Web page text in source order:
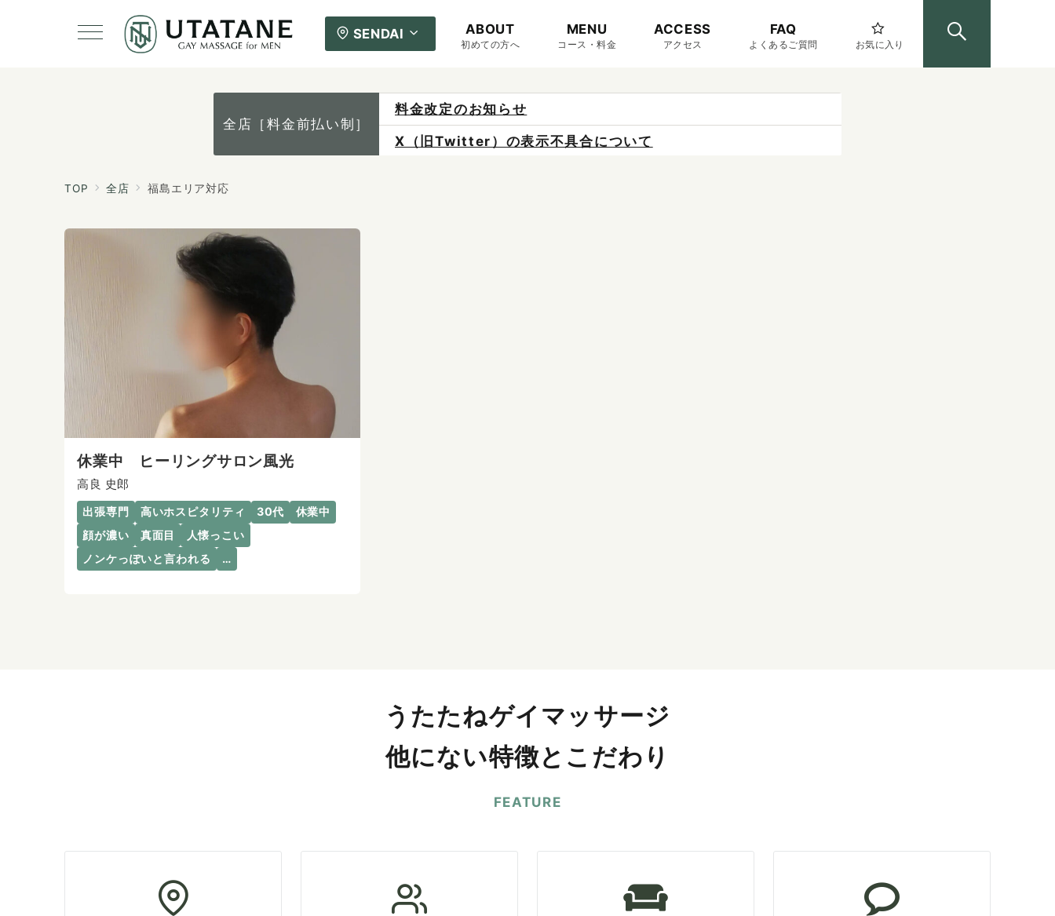
SENDAI ABOUT
初めての方へ
MENU
コース・料金
ACCESS
アクセス
FAQ
よくあるご質問 お気に入り
全店［料金前払い制］
料金改定のお知らせ
X（旧Twitter）の表示不具合について
TOP 全店 福島エリア対応
休業中 ヒーリングサロン風光
高良 史郎
出張専門 高いホスピタリティ 30代
休業中
顔が濃い
真面目
人懐っこい
ノンケっぽいと言われる
…
うたたねゲイマッサージ
他にない特徴とこだわり
FEATURE